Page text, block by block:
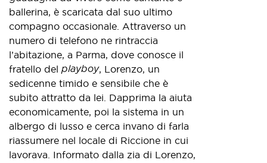
ballerina, è scaricata dal suo ultimo
compagno occasionale. Attraverso un
numero di telefono ne rintraccia
l’abitazione, a Parma, dove conosce il
fratello del playboy, Lorenzo, un
sedicenne timido e sensibile che è
subito attratto da lei. Dapprima la aiuta
economicamente, poi la sistema in un
albergo di lusso e cerca invano di farla
riassumere nel locale di Riccione in cui
lavorava. Informato dalla zia di Lorenzo,